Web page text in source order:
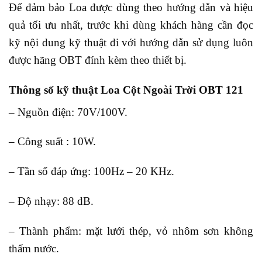
Để đảm bảo Loa được dùng theo hướng dẫn và hiệu
quả tối ưu nhất, trước khi dùng khách hàng cần đọc
kỹ nội dung kỹ thuật đi với hướng dẫn sử dụng luôn
được hãng OBT đính kèm theo thiết bị.
Thông số kỹ thuật Loa Cột Ngoài Trời OBT 121
– Nguồn điện: 70V/100V.
– Công suất : 10W.
– Tần số đáp ứng: 100Hz – 20 KHz.
– Độ nhạy: 88 dB.
– Thành phẩm: mặt lưới thép, vỏ nhôm sơn không
thấm nước.